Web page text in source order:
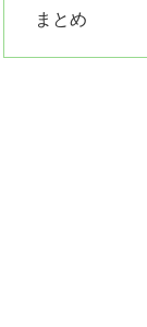
まとめ